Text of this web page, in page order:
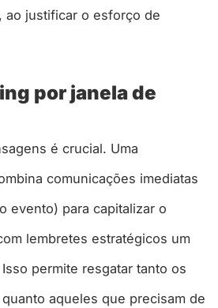
ao justificar o esforço de
por janela de
é crucial. Uma
comunicações imediatas
evento) para capitalizar o
lembretes estratégicos um
permite resgatar tanto os
aqueles que precisam de